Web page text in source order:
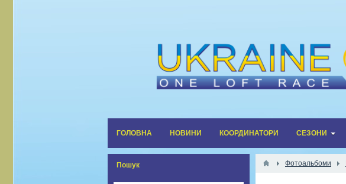
ГОЛОВНА НОВИНИ КООРДИНАТОРИ СЕЗОНИ
Фотоальбоми
Пошук